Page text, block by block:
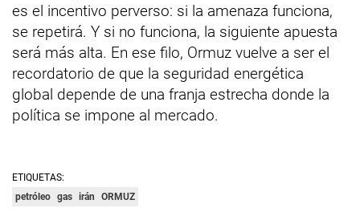
es el incentivo perverso: si la amenaza funciona,
se repetirá. Y si no funciona, la siguiente apuesta
será más alta. En ese filo, Ormuz vuelve a ser el
recordatorio de que la seguridad energética
global depende de una franja estrecha donde la
política se impone al mercado.
ETIQUETAS:
petróleo gas irán ORMUZ